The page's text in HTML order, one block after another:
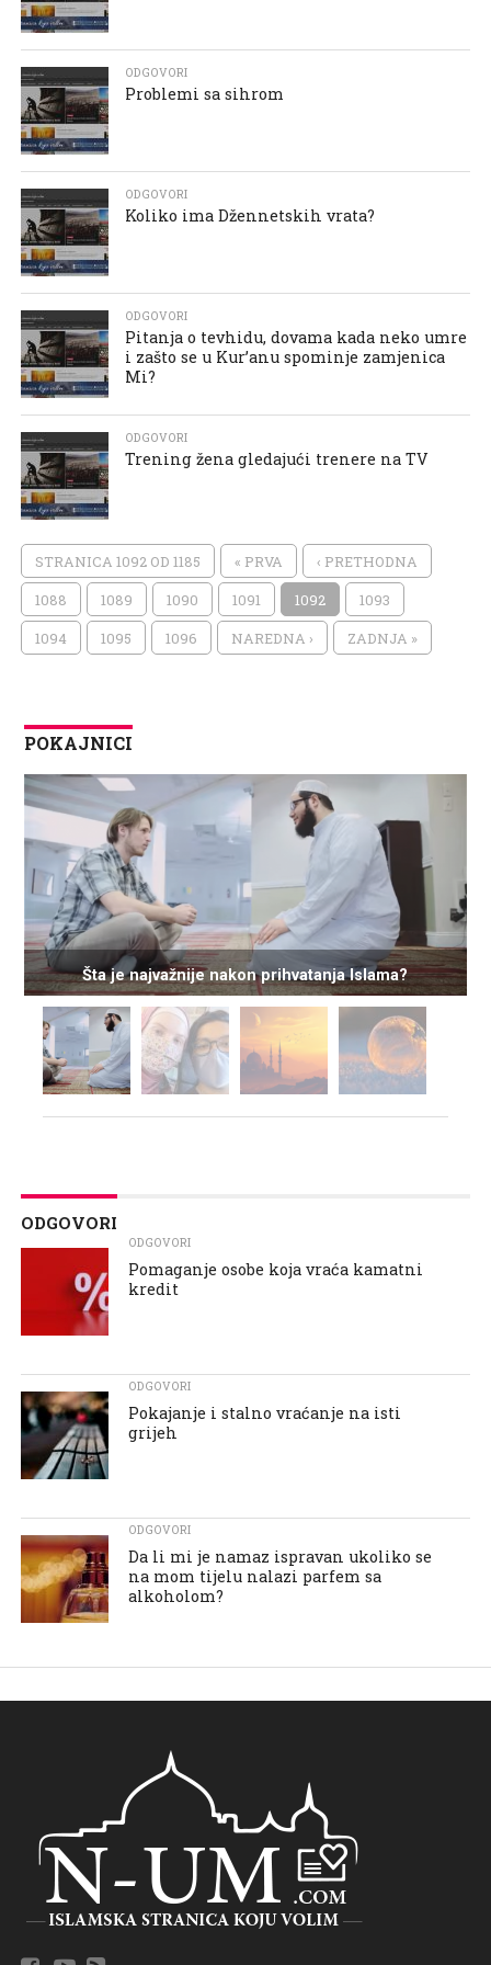
ODGOVORI
Problemi sa sihrom
ODGOVORI
Koliko ima Džennetskih vrata?
ODGOVORI
Pitanja o tevhidu, dovama kada neko umre
i zašto se u Kur’anu spominje zamjenica
Mi?
ODGOVORI
Trening žena gledajući trenere na TV
STRANICA 1092 OD 1185 « PRVA ‹ PRETHODNA
1088 1089 1090 1091 1092 1093
1094 1095 1096 NAREDNA › ZADNJA »
POKAJNICI
Šta je najvažnije nakon prihvatanja Islama?
ODGOVORI
ODGOVORI
Pomaganje osobe koja vraća kamatni
kredit
ODGOVORI
Pokajanje i stalno vraćanje na isti
grijeh
ODGOVORI
Da li mi je namaz ispravan ukoliko se
na mom tijelu nalazi parfem sa
alkoholom?